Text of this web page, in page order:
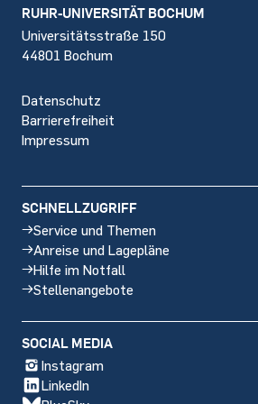
Footer
RUHR-UNIVERSITÄT BOCHUM
Universitätsstraße 150
44801 Bochum
Datenschutz
Barrierefreiheit
Impressum
SCHNELLZUGRIFF
Service und Themen
Anreise und Lagepläne
Hilfe im Notfall
Stellenangebote
SOCIAL MEDIA
Instagram
LinkedIn